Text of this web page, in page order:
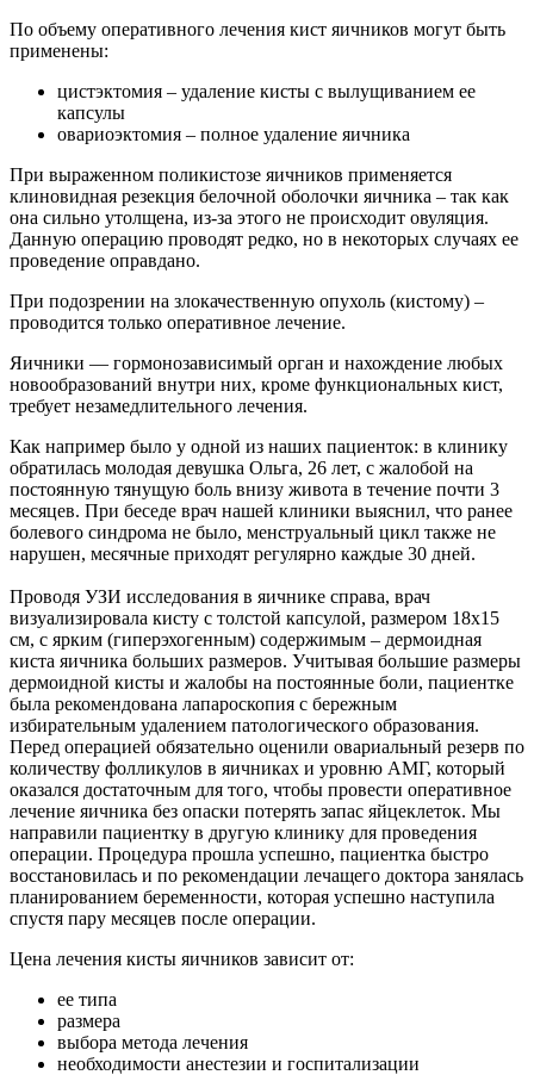
По объему оперативного лечения кист яичников могут быть
применены:
цистэктомия – удаление кисты с вылущиванием ее
капсулы
овариоэктомия – полное удаление яичника
При выраженном поликистозе яичников применяется
клиновидная резекция белочной оболочки яичника – так как
она сильно утолщена, из-за этого не происходит овуляция.
Данную операцию проводят редко, но в некоторых случаях ее
проведение оправдано.
При подозрении на злокачественную опухоль (кистому) –
проводится только оперативное лечение.
Яичники — гормонозависимый орган и нахождение любых
новообразований внутри них, кроме функциональных кист,
требует незамедлительного лечения.
Как например было у одной из наших пациенток: в клинику
обратилась молодая девушка Ольга, 26 лет, с жалобой на
постоянную тянущую боль внизу живота в течение почти 3
месяцев. При беседе врач нашей клиники выяснил, что ранее
болевого синдрома не было, менструальный цикл также не
нарушен, месячные приходят регулярно каждые 30 дней.
Проводя УЗИ исследования в яичнике справа, врач
визуализировала кисту с толстой капсулой, размером 18х15
см, с ярким (гиперэхогенным) содержимым – дермоидная
киста яичника больших размеров. Учитывая большие размеры
дермоидной кисты и жалобы на постоянные боли, пациентке
была рекомендована лапароскопия с бережным
избирательным удалением патологического образования.
Перед операцией обязательно оценили овариальный резерв по
количеству фолликулов в яичниках и уровню АМГ, который
оказался достаточным для того, чтобы провести оперативное
лечение яичника без опаски потерять запас яйцеклеток. Мы
направили пациентку в другую клинику для проведения
операции. Процедура прошла успешно, пациентка быстро
восстановилась и по рекомендации лечащего доктора занялась
планированием беременности, которая успешно наступила
спустя пару месяцев после операции.
Цена лечения кисты яичников зависит от:
ее типа
размера
выбора метода лечения
необходимости анестезии и госпитализации